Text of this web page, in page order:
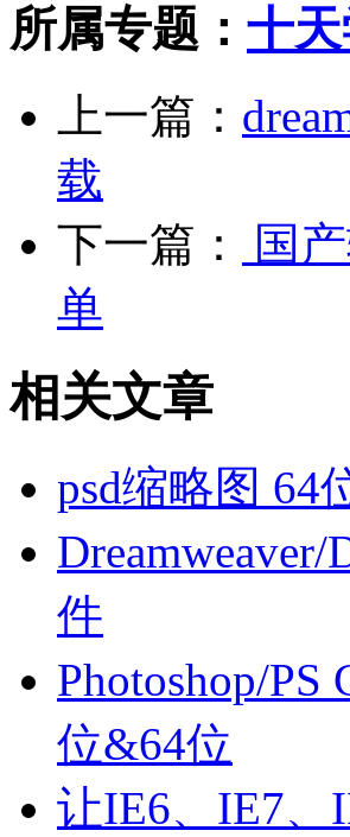
所属专题： 十
上一篇：
载
下一篇：
国
单
相关文章
psd缩略图 64
件
Photoshop/
位&64位
让IE6、IE7、